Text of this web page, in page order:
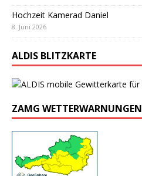
Hochzeit Kamerad Daniel
8. Juni 2026
ALDIS BLITZKARTE
ZAMG WETTERWARNUNGEN